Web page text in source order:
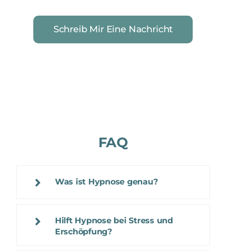
Schreib Mir Eine Nachricht
FAQ
Was ist Hypnose genau?
Hilft Hypnose bei Stress und
Erschöpfung?